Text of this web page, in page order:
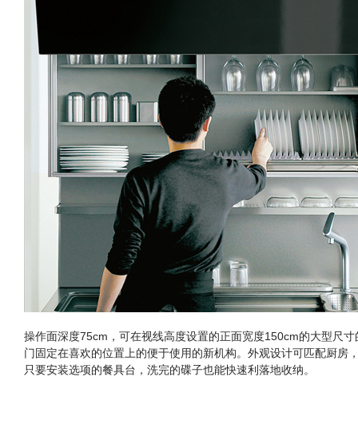
操作面深度75cm，可在视线高度设置的正面宽度150cm的大型尺
门固定在喜欢的位置上的便于使用的新机构。外观设计可匹配厨房
只要安装选项的餐具台，洗完的碟子也能快速利落地收纳。